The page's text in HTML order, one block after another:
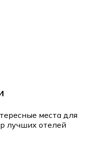
места для
лучших отелей